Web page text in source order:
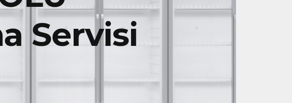
Servisi